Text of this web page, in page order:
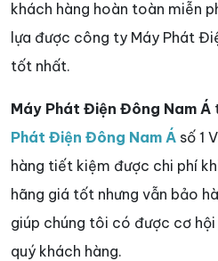
khách hàng hoàn toàn miễn
lựa được công ty Máy Phát
tốt nhất.
Máy Phát Điện Đông Nam Á
Phát Điện Đông Nam Á số 1
hàng tiết kiệm được chi phí
hãng giá tốt nhưng vẫn bảo
giúp chúng tôi có được cơ
quý khách hàng.